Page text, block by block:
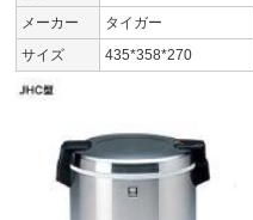
メーカー
タイガー
サイズ
435*358*270